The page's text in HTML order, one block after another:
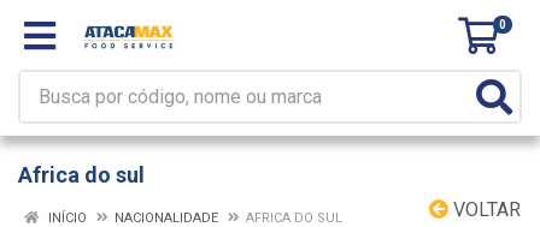
0
Africa do sul
VOLTAR
INÍCIO NACIONALIDADE AFRICA DO SUL